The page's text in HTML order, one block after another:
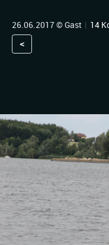
26.06.2017 © Gast | 14
<